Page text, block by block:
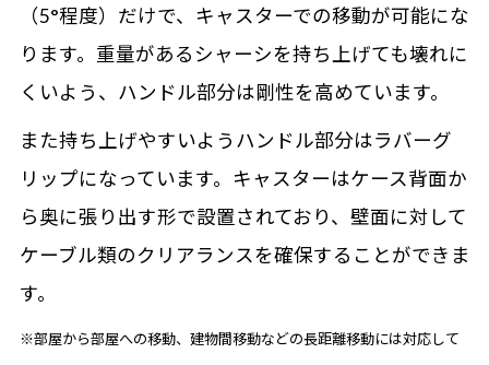
（5°程度）だけで、キャスターでの移動が可能にな
ります。重量があるシャーシを持ち上げても壊れに
くいよう、ハンドル部分は剛性を高めています。
また持ち上げやすいようハンドル部分はラバーグ
リップになっています。キャスターはケース背面か
ら奥に張り出す形で設置されており、壁面に対して
ケーブル類のクリアランスを確保することができま
す。
※部屋から部屋への移動、建物間移動などの長距離移動には対応して